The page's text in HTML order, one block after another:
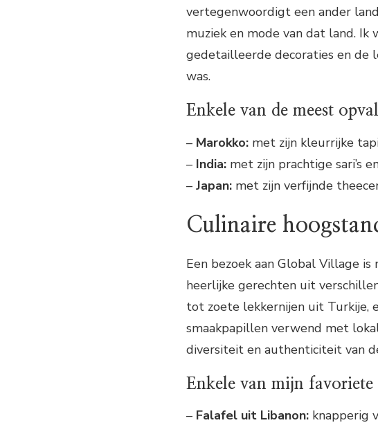
vertegenwoordigt een ander
muziek en mode van dat land. Ik
gedetailleerde decoraties en de
was.
Enkele van de meest
– Marokko: met zijn kleurrijke
– India: met zijn prachtige sari’s
– Japan: met zijn verfijnde
Culinaire
Een bezoek aan Global Village
heerlijke gerechten uit
tot zoete lekkernijen uit Turkije,
smaakpapillen verwend met
diversiteit en authenticiteit van
Enkele van mijn favoriete
– Falafel uit Libanon: knapperig